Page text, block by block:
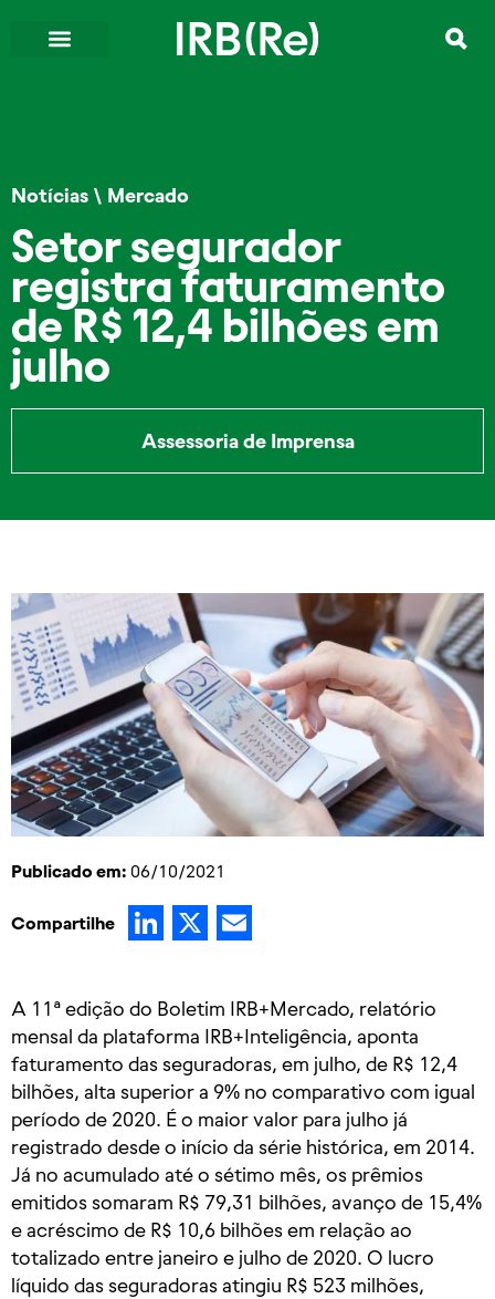
Notícias \ Mercado
Setor segurador
registra faturamento
de R$ 12,4 bilhões em
julho
Assessoria de Imprensa
Publicado em: 06/10/2021
Compartilhe LinkedIn
X
A 11ª edição do Boletim IRB+Mercado, relatório
mensal da plataforma IRB+Inteligência, aponta
faturamento das seguradoras, em julho, de R$ 12,4
bilhões, alta superior a 9% no comparativo com igual
período de 2020. É o maior valor para julho já
registrado desde o início da série histórica, em 2014.
Já no acumulado até o sétimo mês, os prêmios
emitidos somaram R$ 79,31 bilhões, avanço de 15,4%
e acréscimo de R$ 10,6 bilhões em relação ao
totalizado entre janeiro e julho de 2020. O lucro
líquido das seguradoras atingiu R$ 523 milhões,